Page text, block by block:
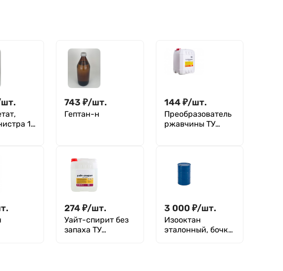
шт.
10
743 ₽/шт.
Гептан-н
144₽/шт.
Преобразователь
ржавчины ТУ
274₽/шт.
Уайт-спирит без
запаха ТУ
3 000 ₽/шт.
Изооктан
эталонный, бочка